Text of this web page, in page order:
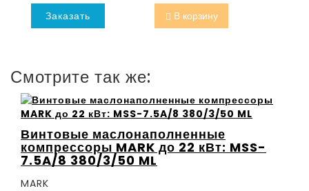
Заказать
В корзину
Смотрите так же:
Винтовые маслонаполненные
компрессоры MARK до 22 кВт: MSS-
7.5A/8 380/3/50 ML
MARK